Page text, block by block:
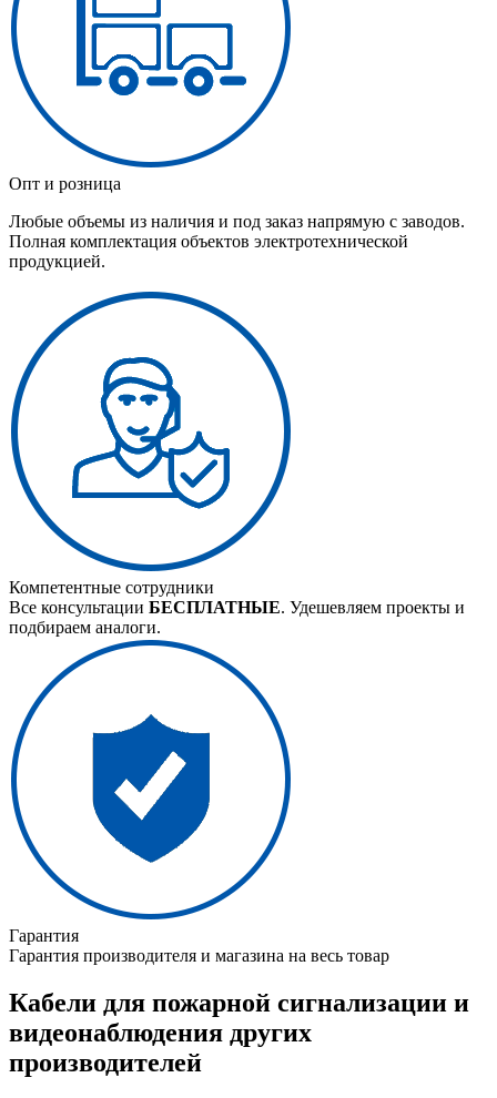
Опт и розница
Любые объемы из наличия и под заказ напрямую с заводов.
Полная комплектация объектов электротехнической
продукцией.
Компетентные сотрудники
Все консультации БЕСПЛАТНЫЕ. Удешевляем проекты и
подбираем аналоги.
Гарантия
Гарантия производителя и магазина на весь товар
Кабели для пожарной сигнализации и
видеонаблюдения других
производителей